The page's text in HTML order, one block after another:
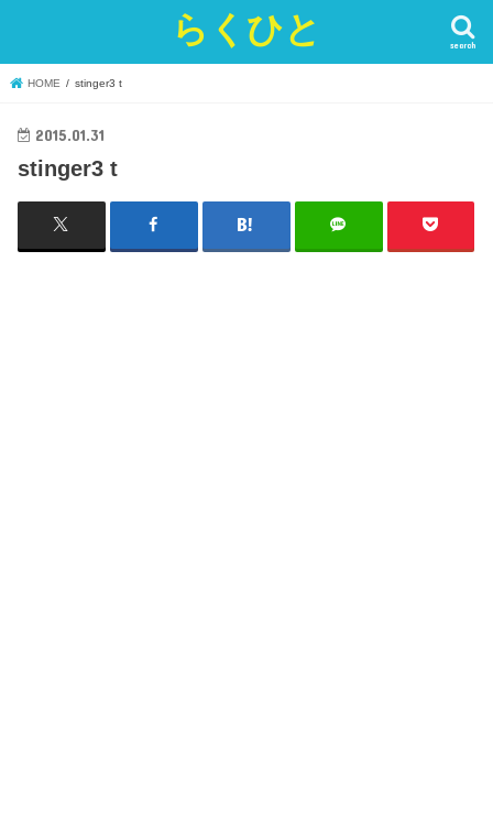
らくひと search
HOME stinger3 t
2015.01.31
stinger3 t